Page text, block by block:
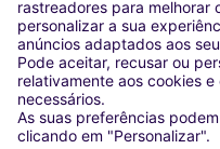
Rome
Turin
Vienna
Berlin
Cologne
Dusseldorf
Frankfurt